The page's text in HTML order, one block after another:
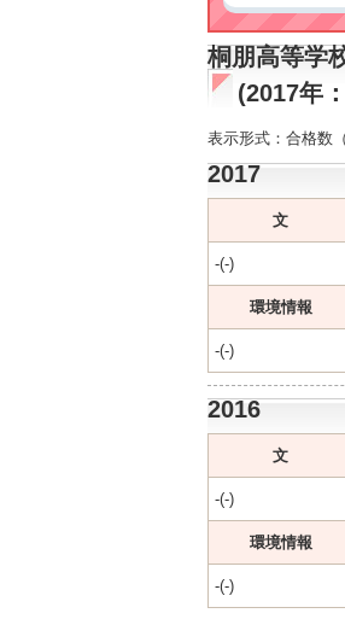
桐朋高等学
(2017年
表示形式：合格数
2017
文
-(-)
環境情報
-(-)
2016
文
-(-)
環境情報
-(-)